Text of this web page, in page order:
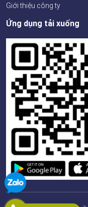
Giới thiệu công ty
Ứng dụng tải xuống